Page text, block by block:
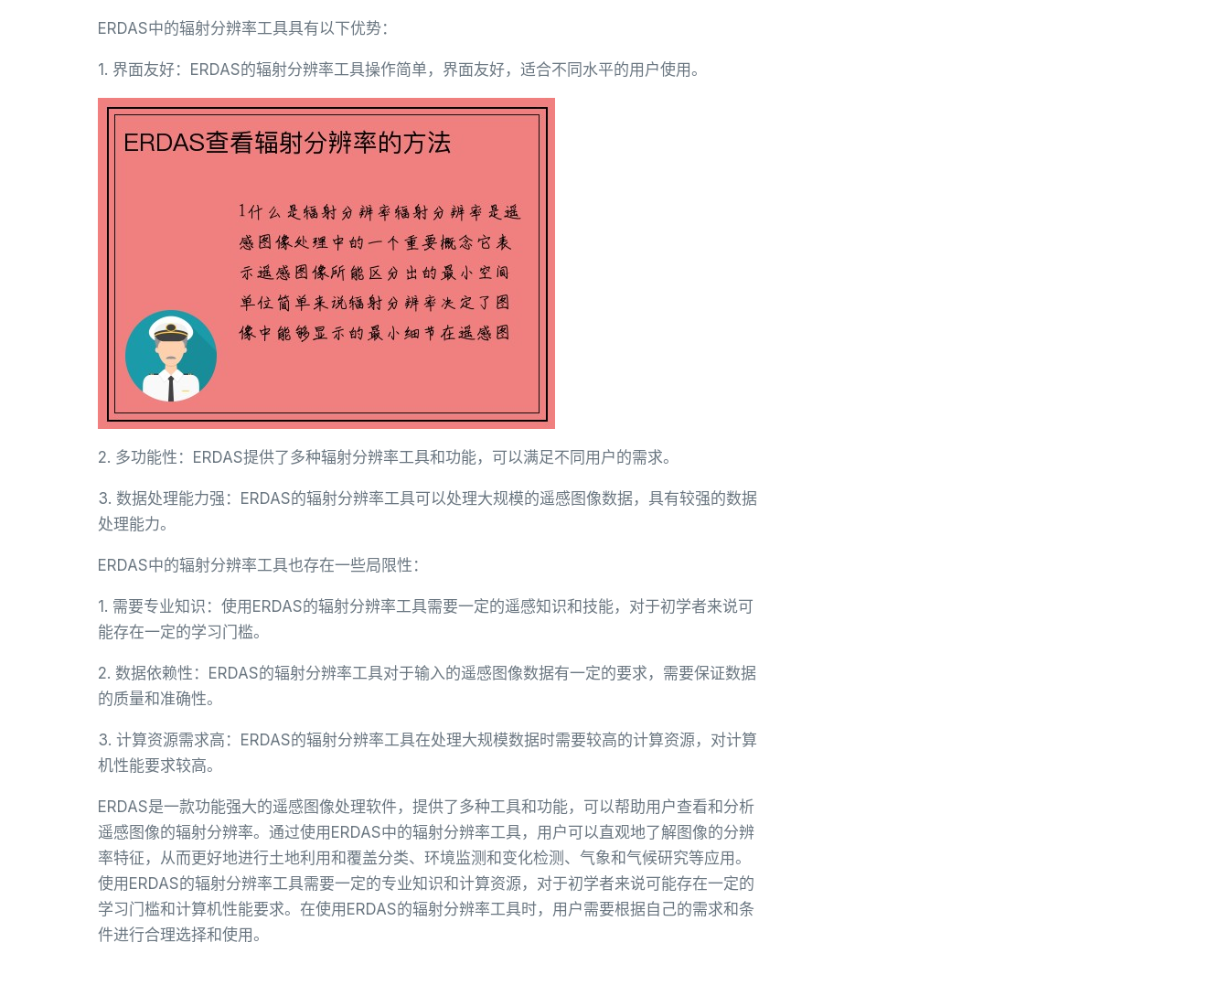
ERDAS中的辐射分辨率工具具有以下优势：
1. 界面友好：ERDAS的辐射分辨率工具操作简单，界面友好，适合不同水平的用户使用。
2. 多功能性：ERDAS提供了多种辐射分辨率工具和功能，可以满足不同用户的需求。
3. 数据处理能力强：ERDAS的辐射分辨率工具可以处理大规模的遥感图像数据，具有较强的数据
处理能力。
ERDAS中的辐射分辨率工具也存在一些局限性：
1. 需要专业知识：使用ERDAS的辐射分辨率工具需要一定的遥感知识和技能，对于初学者来说可
能存在一定的学习门槛。
2. 数据依赖性：ERDAS的辐射分辨率工具对于输入的遥感图像数据有一定的要求，需要保证数据
的质量和准确性。
3. 计算资源需求高：ERDAS的辐射分辨率工具在处理大规模数据时需要较高的计算资源，对计算
机性能要求较高。
ERDAS是一款功能强大的遥感图像处理软件，提供了多种工具和功能，可以帮助用户查看和分析
遥感图像的辐射分辨率。通过使用ERDAS中的辐射分辨率工具，用户可以直观地了解图像的分辨
率特征，从而更好地进行土地利用和覆盖分类、环境监测和变化检测、气象和气候研究等应用。
使用ERDAS的辐射分辨率工具需要一定的专业知识和计算资源，对于初学者来说可能存在一定的
学习门槛和计算机性能要求。在使用ERDAS的辐射分辨率工具时，用户需要根据自己的需求和条
件进行合理选择和使用。